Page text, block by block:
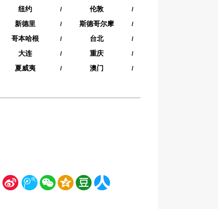
纽约 / 伦敦 /
新德里 / 斯德哥尔摩 /
哥本哈根 / 台北 /
大连 / 重庆 /
夏威夷‍ / 澳门 /
新 腾 微 空 豆